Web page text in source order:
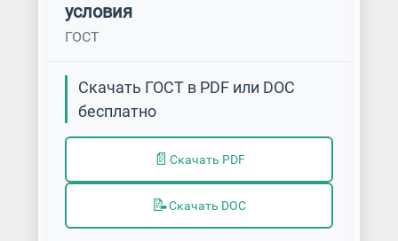
условия
ГОСТ
Скачать ГОСТ в PDF или DOC
бесплатно
📄 Скачать PDF
📝Скачать DOC